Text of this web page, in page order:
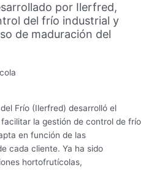
por Ilerfred,
del frío industrial y
de maduración del
Frío (Ilerfred) desarrolló el
la gestión de control de frío
en función de las
cada cliente. Ya ha sido
hortofrutícolas,